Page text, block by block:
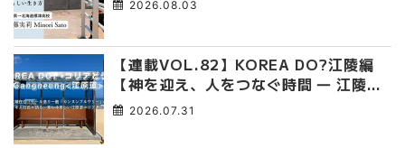
2026.08.03
【連載VOL.82】KOREA DO?江陵編
【神を迎え、人をつなぐ時間 ― 江陵端
午祭 】
2026.07.31